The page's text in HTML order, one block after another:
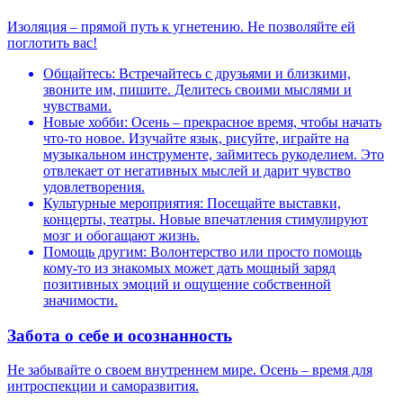
Изоляция – прямой путь к угнетению. Не позволяйте ей
поглотить вас!
Общайтесь: Встречайтесь с друзьями и близкими,
звоните им, пишите. Делитесь своими мыслями и
чувствами.
Новые хобби: Осень – прекрасное время, чтобы начать
что-то новое. Изучайте язык, рисуйте, играйте на
музыкальном инструменте, займитесь рукоделием. Это
отвлекает от негативных мыслей и дарит чувство
удовлетворения.
Культурные мероприятия: Посещайте выставки,
концерты, театры. Новые впечатления стимулируют
мозг и обогащают жизнь.
Помощь другим: Волонтерство или просто помощь
кому-то из знакомых может дать мощный заряд
позитивных эмоций и ощущение собственной
значимости.
Забота о себе и осознанность
Не забывайте о своем внутреннем мире. Осень – время для
интроспекции и саморазвития.